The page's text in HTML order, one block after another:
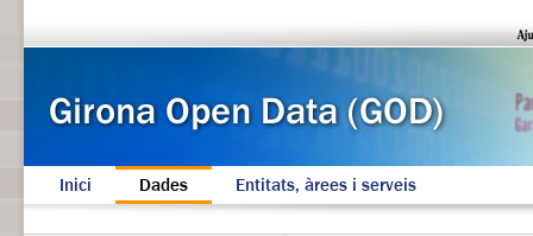
Inici Dades Entitats, àrees i serveis